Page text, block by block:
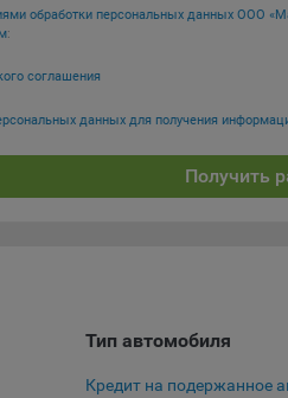
Статистические
Адрес: г.
Google Analytics
пом.44.
Пиксель VK
обработки персональных данных ООО
:
соглашения
данных для получения
Получить
Тип автомобиля
Кредит на подержанное